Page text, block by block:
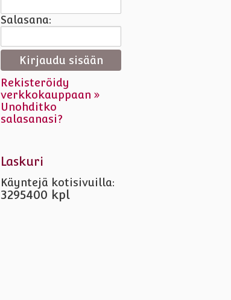
Salasana:
Rekisteröidy
verkkokauppaan »
Unohditko
salasanasi?
Laskuri
Käyntejä kotisivuilla:
3295400 kpl